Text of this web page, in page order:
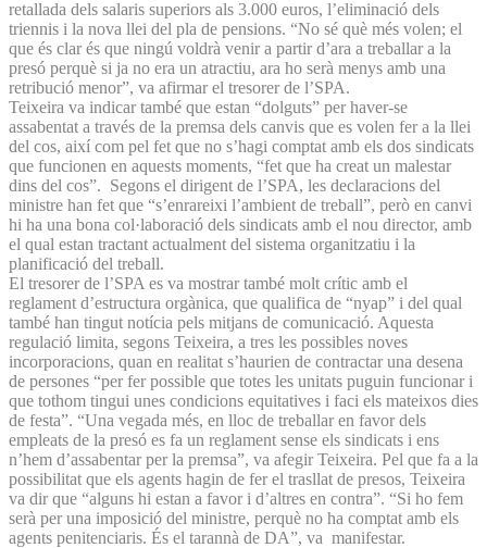
retallada dels salaris superiors als 3.000 euros, l’eliminació dels
triennis i la nova llei del pla de pensions. “No sé què més volen; el
que és clar és que ningú voldrà venir a partir d’ara a treballar a la
presó perquè si ja no era un atractiu, ara ho serà menys amb una
retribució menor”, va afirmar el tresorer de l’SPA.
Teixeira va indicar també que estan “dolguts” per haver-se
assabentat a través de la premsa dels canvis que es volen fer a la llei
del cos, així com pel fet que no s’hagi comptat amb els dos sindicats
que funcionen en aquests moments, “fet que ha creat un malestar
dins del cos”. Segons el dirigent de l’SPA, les declaracions del
ministre han fet que “s’enrareixi l’ambient de treball”, però en canvi
hi ha una bona col·laboració dels sindicats amb el nou director, amb
el qual estan tractant actualment del sistema organitzatiu i la
planificació del treball.
El tresorer de l’SPA es va mostrar també molt crític amb el
reglament d’estructura orgànica, que qualifica de “nyap” i del qual
també han tingut notícia pels mitjans de comunicació. Aquesta
regulació limita, segons Teixeira, a tres les possibles noves
incorporacions, quan en realitat s’haurien de contractar una desena
de persones “per fer possible que totes les unitats puguin funcionar i
que tothom tingui unes condicions equitatives i faci els mateixos dies
de festa”. “Una vegada més, en lloc de treballar en favor dels
empleats de la presó es fa un reglament sense els sindicats i ens
n’hem d’assabentar per la premsa”, va afegir Teixeira. Pel que fa a la
possibilitat que els agents hagin de fer el trasllat de presos, Teixeira
va dir que “alguns hi estan a favor i d’altres en contra”. “Si ho fem
serà per una imposició del ministre, perquè no ha comptat amb els
agents penitenciaris. És el tarannà de DA”, va manifestar.